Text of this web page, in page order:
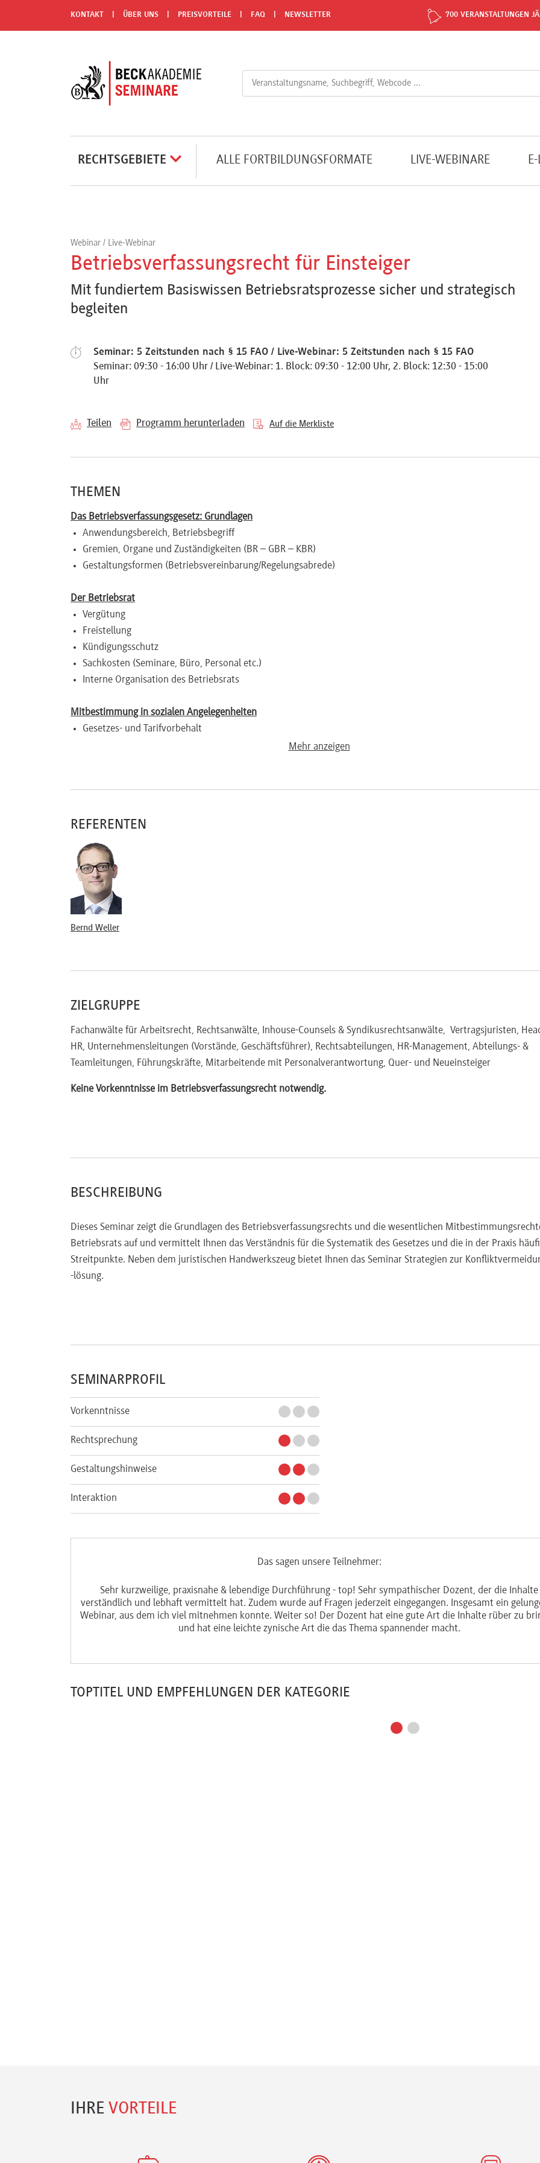
KONTAKT ÜBER UNS PREISVORTEILE FAQ NEWSLETTER 700 VERANSTALTUNGEN
RECHTSGEBIETE ALLE FORTBILDUNGSFORMATE LIVE-WEBINARE
Webinar / Live-Webinar
Betriebsverfassungsrecht für Einsteiger
Mit fundiertem Basiswissen Betriebsratsprozesse sicher und strategisch
begleiten
Seminar: 5 Zeitstunden nach § 15 FAO / Live-Webinar: 5 Zeitstunden nach § 15 FAO
Seminar: 09:30 - 16:00 Uhr / Live-Webinar: 1. Block: 09:30 - 12:00 Uhr, 2. Block: 12:30 - 15:00
Uhr
Teilen Programm herunterladen Auf die Merkliste
THEMEN
Das Betriebsverfassungsgesetz: Grundlagen
Anwendungsbereich, Betriebsbegriff
Gremien, Organe und Zuständigkeiten (BR – GBR – KBR)
Gestaltungsformen (Betriebsvereinbarung/Regelungsabrede)
Der Betriebsrat
Vergütung
Freistellung
Kündigungsschutz
Sachkosten (Seminare, Büro, Personal etc.)
Interne Organisation des Betriebsrats
Mitbestimmung in sozialen Angelegenheiten
Gesetzes- und Tarifvorbehalt
Arbeitszeitmodelle und Überstunden
Mitarbeiterüberwachung (Tür- und Loyalitätskontrollen, IT)
Gesundheits- und Unfallschutz (Was tun bei Umzügen?)
Vergütungsmodelle
Mitbestimmung in personellen Angelegenheiten
Personalplanung
Unterrichtung des Betriebsrats (Inhalt und Form)
Erzwingung der Einstellung/Versetzung
Wirtschaftsausschuss – uferlose Informationsrechte?
Betriebsänderung – was ist das?
Interessenausgleich/Sozialplan – Inhalt und Zuständigkeit
Mehr anzeigen
REFERENTEN
Bernd Weller
ZIELGRUPPE
Fachanwälte für Arbeitsrecht, Rechtsanwälte, Inhouse-Counsels & Syndikusrechtsanwälte, Vertragsjuristen,
HR, Unternehmensleitungen (Vorstände, Geschäftsführer), Rechtsabteilungen, HR-Management, Abteilungs- &
Teamleitungen, Führungskräfte, Mitarbeitende mit Personalverantwortung, Quer- und Neueinsteiger
Keine Vorkenntnisse im Betriebsverfassungsrecht notwendig.
BESCHREIBUNG
Dieses Seminar zeigt die Grundlagen des Betriebsverfassungsrechts und die wesentlichen
Betriebsrats auf und vermittelt Ihnen das Verständnis für die Systematik des Gesetzes und die in der Praxis
Streitpunkte. Neben dem juristischen Handwerkszeug bietet Ihnen das Seminar Strategien zur
-lösung.
SEMINARPROFIL
Vorkenntnisse
Rechtsprechung
Gestaltungshinweise
Interaktion
Das sagen unsere Teilnehmer:
Sehr kurzweilige, praxisnahe & lebendige Durchführung - top! Sehr sympathischer Dozent, der die Inhalte
verständlich und lebhaft vermittelt hat. Zudem wurde auf Fragen jederzeit eingegangen. Insgesamt ein
Webinar, aus dem ich viel mitnehmen konnte. Weiter so! Der Dozent hat eine gute Art die Inhalte rüber zu
und hat eine leichte zynische Art die das Thema spannender macht.
TOPTITEL UND EMPFEHLUNGEN DER KATEGORIE
IHRE VORTEILE